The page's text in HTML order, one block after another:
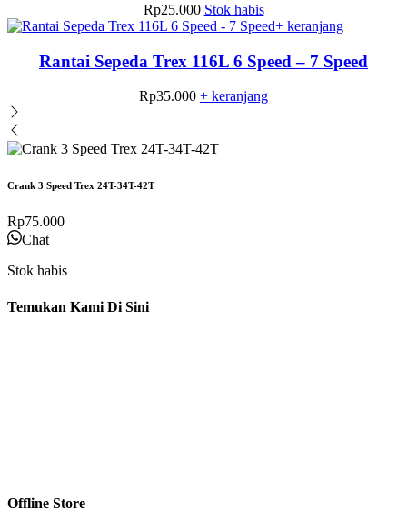
Rp25.000 Stok habis
+ keranjang
Rantai Sepeda Trex 116L 6 Speed – 7 Speed
Rp35.000 + keranjang
Crank 3 Speed Trex 24T-34T-42T
Rp75.000
Chat
Stok habis
Temukan Kami Di Sini
Offline Store